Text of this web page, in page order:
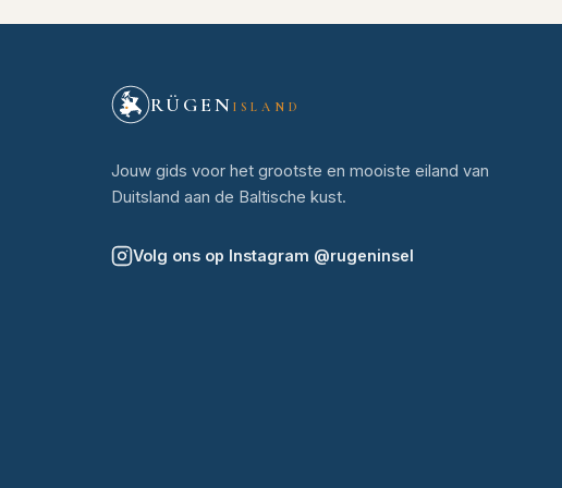
RÜGEN ISLAND
Jouw gids voor het grootste en mooiste eiland van
Duitsland aan de Baltische kust.
Volg ons op Instagram @rugeninsel